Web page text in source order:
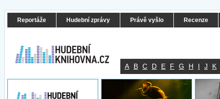
Reportáže Hudební zprávy Právě vyšlo Recenze
A B C D E F G H I J K